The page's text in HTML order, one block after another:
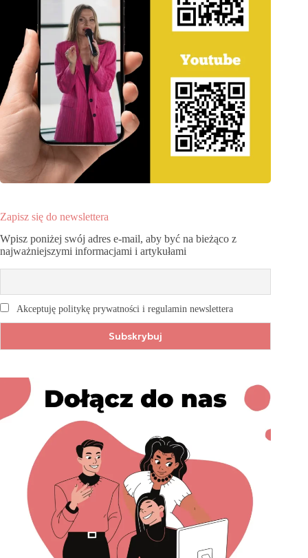
Zapisz się do newslettera
Wpisz poniżej swój adres e-mail, aby być na bieżąco z
najważniejszymi informacjami i artykułami
Akceptuję politykę prywatności i regulamin newslettera